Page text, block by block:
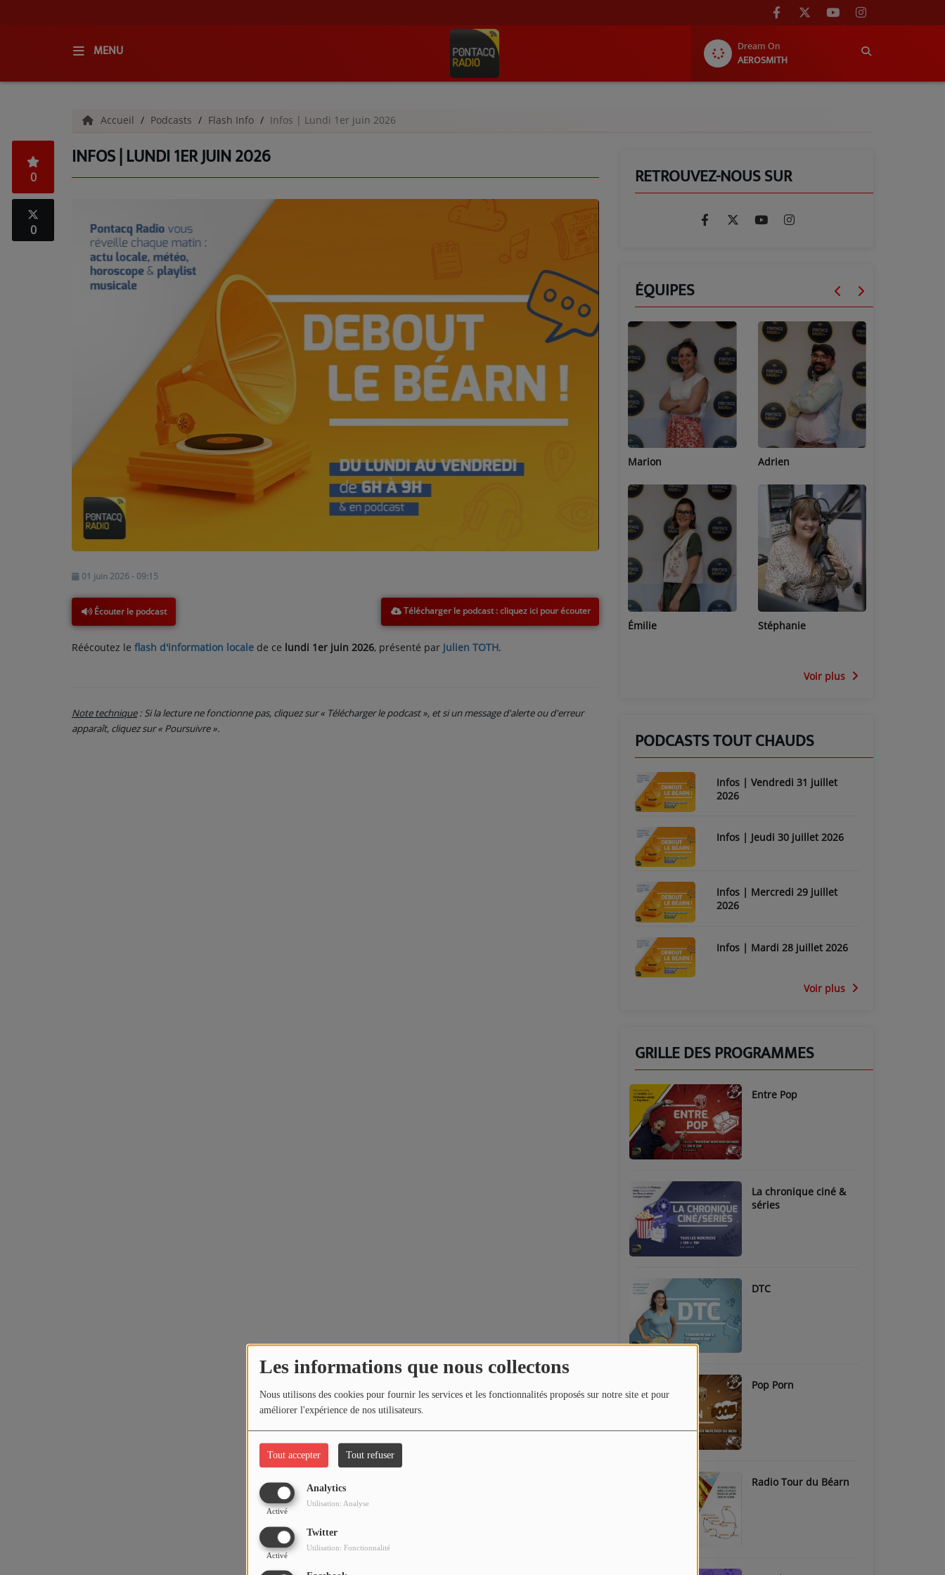
Les informations que nous collectons
Nous utilisons des cookies pour fournir les services et les fonctionnalités proposés sur notre site et pour
améliorer l'expérience de nos utilisateurs.
Tout accepter Tout refuser
Analytics
Activé
Utilisation: Analyse
Twitter
Activé
Utilisation: Fonctionnalité
MENU
Dream On
AEROSMITH
QUI SOMMES-NOUS ?
GRILLE DES PROGRAMMES
C'ÉTAIT QUOI CE TITRE ?
VOS ÉMISSIONS EN IMAGES
ANNONCEURS & ESPACE PRO
VOTRE PUBLICITÉ SUR PONTACQ RADIO
LOCATION DE STUDIOS
ÉDUCATION AUX MÉDIAS ET À
L'INFORMATION
EN QUOI ÇA CONSISTE ?
ÉCOUTEZ LES PRODUCTIONS
RECRUTEMENT
Accueil Podcasts Flash Info Infos | Lundi 1er juin 2026
INFOS | LUNDI 1ER JUIN 2026
0
0
01 juin 2026 - 09:15
Écouter le podcast Télécharger le podcast
Réécoutez le flash d'information locale de ce lundi 1er juin 2026, présenté par Julien TOTH.
Note technique: Si la lecture ne fonctionne pas, cliquez sur « Télécharger le podcast », et si un message d'alerte ou d'erreur
apparaît, cliquez sur « Poursuivre ».
RETROUVEZ-NOUS SUR
ÉQUIPES
Marion
Émilie
Adrien
Stéphanie
Lucas
Jean-Michel
Voir plus
PODCASTS TOUT CHAUDS
Infos | Vendredi 31 juillet
2026
Infos | Jeudi 30 juillet 2026
Infos | Mercredi 29 juillet
2026
Infos | Mardi 28 juillet 2026
Voir plus
GRILLE DES PROGRAMMES
Entre Pop
La chronique ciné &
séries
DTC
Pop Porn
Radio Tour du Béarn